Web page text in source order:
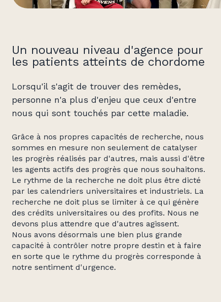
Un nouveau niveau d'agence pour
les patients atteints de chordome
Lorsqu'il s'agit de trouver des remèdes,
personne n'a plus d'enjeu que ceux d'entre
nous qui sont touchés par cette maladie.
Grâce à nos propres capacités de recherche, nous
sommes en mesure non seulement de catalyser
les progrès réalisés par d'autres, mais aussi d'être
les agents actifs des progrès que nous souhaitons.
Le rythme de la recherche ne doit plus être dicté
par les calendriers universitaires et industriels. La
recherche ne doit plus se limiter à ce qui génère
des crédits universitaires ou des profits. Nous ne
devons plus attendre que d'autres agissent.
Nous avons désormais une bien plus grande
capacité à contrôler notre propre destin et à faire
en sorte que le rythme du progrès corresponde à
notre sentiment d'urgence.